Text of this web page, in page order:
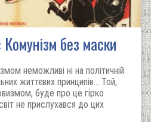
без маски
неможливі ні на політичній
життєвих принципів… Той,
буде про це гірко
не прислухався до цих